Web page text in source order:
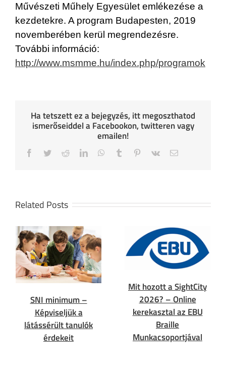
Művészeti Műhely Egyesület emlékezése a
kezdetekre. A program Budapesten, 2019
novemberében kerül megrendezésre.
További információ:
http://www.msmme.hu/index.php/programok
Ha tetszett ez a bejegyzés, itt megoszthatod
ismerőseiddel a Facebookon, twitteren vagy
emailen!
Facebook
TwitterRedditLinkedInWhatsApp
Tumblr Pinterest
Vk Email
Related Posts
SNI minimum –
Képviseljük a
látássérült tanulók
érdekeit
Mit hozott a SightCity
2026? – Online
kerekasztal az EBU
Braille
Munkacsoportjával